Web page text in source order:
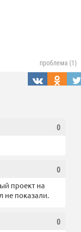
проблема (1)
0
0
проект на
не показали.
0